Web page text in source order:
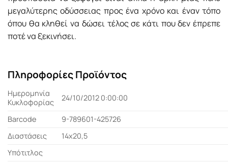
μεγαλύτερης οδύσσειας προς ένα χρόνο και έναν τόπο
όπου θα κληθεί να δώσει τέλος σε κάτι που δεν έπρεπε
ποτέ να ξεκινήσει.
Πληροφορίες Προϊόντος
Ημερομηνία
Κυκλοφορίας
24/10/2012 0:00:00
Barcode
9-789601-425726
Διαστάσεις
14x20,5
Υπότιτλος